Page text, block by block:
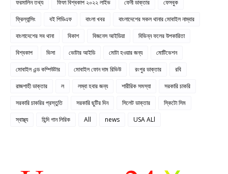
ফরমালিন তথ্য
ফিফা বিশ্বকাপ ২০২২ লাইভ ফেনী ডাক্তার
ফেসবুক
ফ্রিল্যান্সিং
বই পিডিএফ বাংলা খবর
বাংলাদেশের সকল থানার মোবাইল নাম্বার
বাংলাদেশের সব থানা
বিকাশ বিজনেস আইডিয়া
বিভিন্ন ফলের উপকারিতা
বিশ্বকাপ
ভিসা ভোটার আইডি মোটা হওয়ার জন্য
মোটিভেশন
মোবাইল এন্ড কম্পিউটার
মোবাইল ফোন দাম রিভিউ রংপুর ডাক্তার
রবি
রাজশাহী ডাক্তার
ল লম্বা হবার জন্য শারীরিক সমস্যা
সরকারি চাকরি
সরকারি চাকরির প্রস্তুতি
সরকারি ছুটির দিন সিলেট ডাক্তার
স্কিটো সিম
স্বাস্থ্য
হিন্দি গান লিরিক All news USA ALl